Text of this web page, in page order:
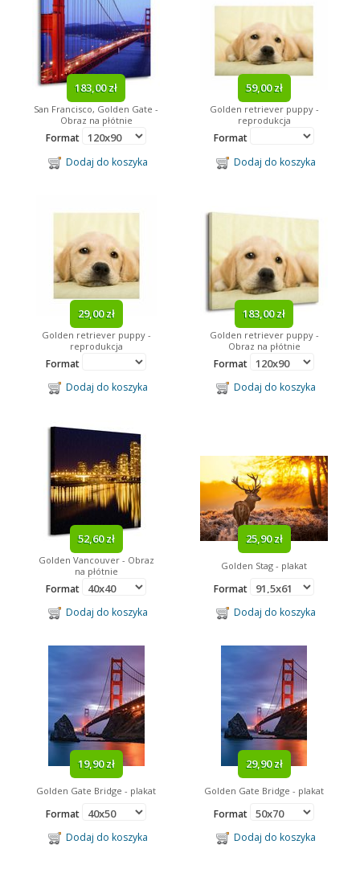
183,00 zł
San Francisco, Golden Gate -
Obraz na płótnie
Format
Dodaj do koszyka
59,00 zł
Golden retriever puppy -
reprodukcja
Format
Dodaj do koszyka
29,00 zł
Golden retriever puppy -
reprodukcja
Format
Dodaj do koszyka
183,00 zł
Golden retriever puppy -
Obraz na płótnie
Format
Dodaj do koszyka
52,60 zł
Golden Vancouver - Obraz
na płótnie
Format
Dodaj do koszyka
25,90 zł
Golden Stag - plakat
Format
Dodaj do koszyka
19,90 zł
Golden Gate Bridge - plakat
Format
Dodaj do koszyka
29,90 zł
Golden Gate Bridge - plakat
Format
Dodaj do koszyka